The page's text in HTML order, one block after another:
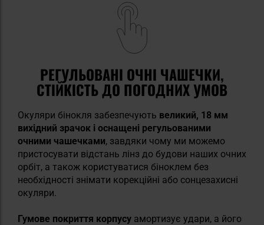
РЕГУЛЬОВАНІ ОЧНІ ЧАШЕЧКИ,
СТІЙКІСТЬ ДО ПОГОДНИХ УМОВ
Окуляри бінокля забезпечують великий, 18 мм
вихідний зрачок і оснащені регульованими
очними чашечками, завдяки чому ми можемо
пристосувати відстань лінз до будови наших очних
орбіт, а також користуватися біноклем без
необхідності знімати корекційні або сонцезахисні
окуляри.
Гумове покриття корпусу амортизує удари, а його